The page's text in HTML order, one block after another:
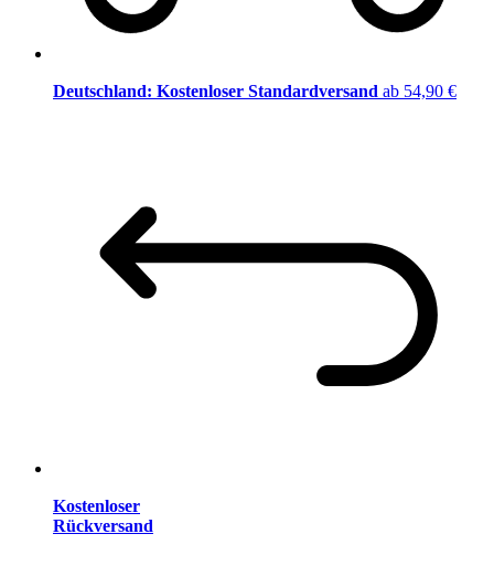
Deutschland: Kostenloser Standardversand ab 54,90 €
Kostenloser
Rückversand